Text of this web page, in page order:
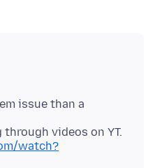
issue than a
watch?